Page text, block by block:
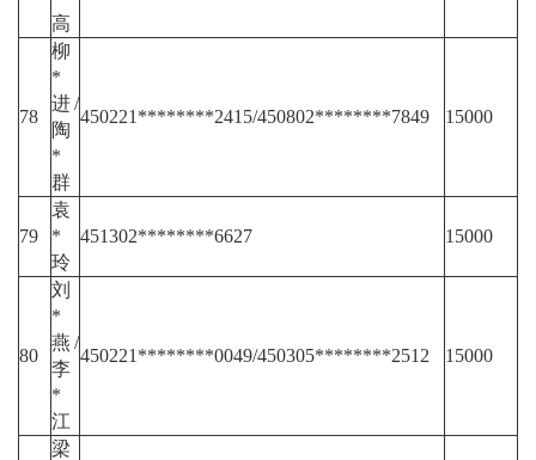
高
78
柳
*
进/
陶
*
群
450221********2415/450802********7849 15000
79
袁
*
玲
451302********6627 15000
80
刘
*
燕/
李
*
江
450221********0049/450305********2512 15000
梁